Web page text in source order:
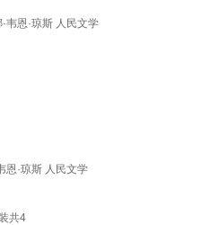
韦恩·琼斯 人民文学
恩·琼斯 人民文学
共4